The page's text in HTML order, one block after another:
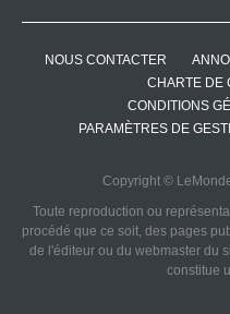
NOUS CONTACTER
CHARTE DE
CONDITIONS
PARAMÈTRES DE
Copyright ©
Toute reproduction ou
procédé que ce soit, des pages
de l'éditeur ou du webmaster du
constitue